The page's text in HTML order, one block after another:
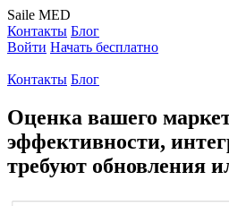
Saile MED
Контакты Блог
Войти Начать бесплатно
Контакты Блог
Оценка вашего
эффективности,
требуют обновления